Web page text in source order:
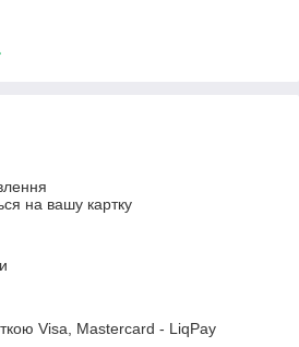
на вашу картку
Visa, Mastercard - LiqPay